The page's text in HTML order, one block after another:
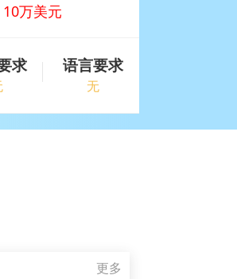
10万美元
求 语言要求
无
更多